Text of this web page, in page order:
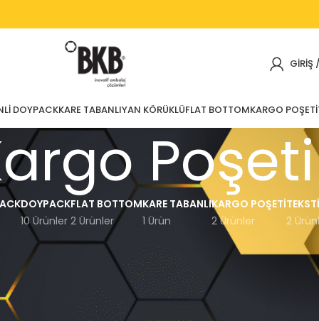
GIRIŞ
DOYPACKKARE TABANLIYAN KÖRÜKLÜFLAT BOTTOMKARGO POŞETI
Poşeti
DOYPACK
10 Ürünler
FLAT BOTTOM
2 Ürünler
KARE TABANLI
1 Ürün
KARGO POŞETI
2 Ürünler
2